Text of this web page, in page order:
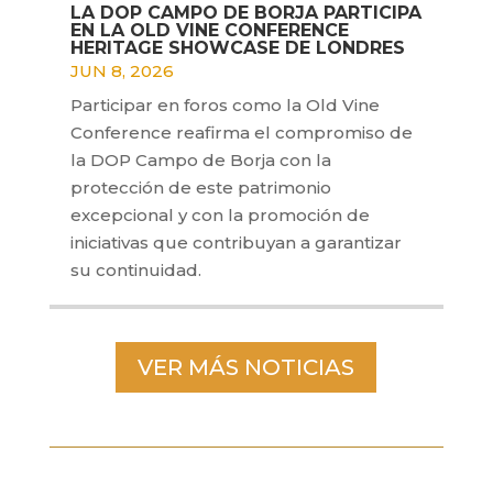
LA DOP CAMPO DE BORJA PARTICIPA
EN LA OLD VINE CONFERENCE
HERITAGE SHOWCASE DE LONDRES
JUN 8, 2026
Participar en foros como la Old Vine
Conference reafirma el compromiso de
la DOP Campo de Borja con la
protección de este patrimonio
excepcional y con la promoción de
iniciativas que contribuyan a garantizar
su continuidad.
VER MÁS NOTICIAS